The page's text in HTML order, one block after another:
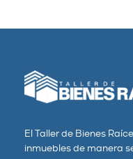
El Taller de Bienes
inmuebles de manera